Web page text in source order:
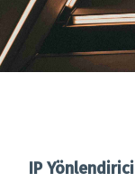
IP Yönlendirici